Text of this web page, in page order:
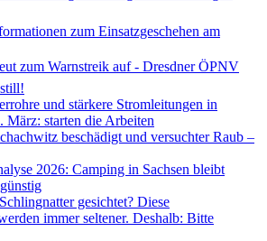
zum Einsatzgeschehen am
zum Warnstreik auf - Dresdner ÖPNV
und stärkere Stromleitungen in
starten die Arbeiten
beschädigt und versuchter Raub –
2026: Camping in Sachsen bleibt
gesichtet? Diese
immer seltener. Deshalb: Bitte